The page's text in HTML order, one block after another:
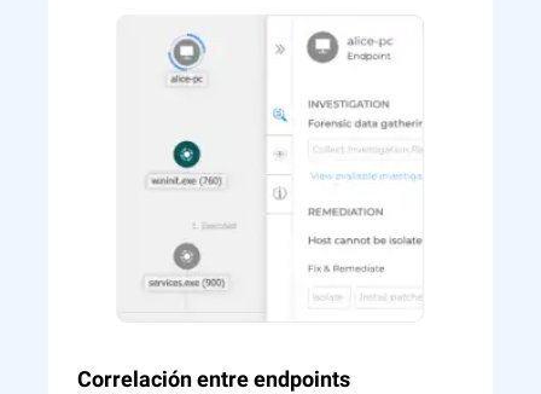
Correlación entre endpoints